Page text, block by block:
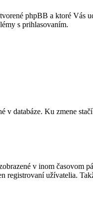
phpBB a ktoré
s prihlasovaním.
v databáze. Ku zmene
v inom časovom
registrovaní užívatelia.